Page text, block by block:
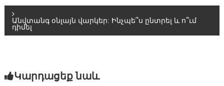
Գ
ր
Անվտանգ օնլայն վարկեր: Ինչպե՞ս ընտրել և ո՞ւմ
դիմել
Կարդացեք նաև